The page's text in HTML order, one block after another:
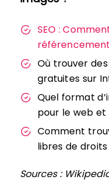
SEO :
Où trouver
gratuites sur
Quel format
pour le web
Comment
libres de
Sources :